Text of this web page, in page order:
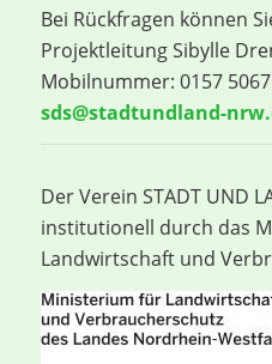
Bei Rückfragen können
Projektleitung Sibylle
Mobilnummer: 0157
sds@stadtundland-
Der Verein STADT UND
institutionell durch das
Landwirtschaft und